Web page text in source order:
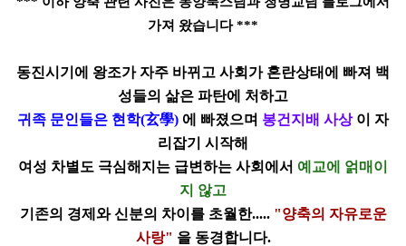
가져 왔습니다 ***
동진시기에 왕조가 자주 바뀌고 사회가 혼란상태에 빠져 백
성들의 삶은 파탄에 처하고
귀족 문인들은 현학(玄學) 에 빠졌으며 봉건지배 사상 이 자
리잡기 시작해
여성 차별도 극심해지는 급변하는 사회에서 예교에 얽매이
지 않고
기존의 경제와 신분의 차이를 초월한....."양축의 자유로운
사랑" 을 동경합니다.